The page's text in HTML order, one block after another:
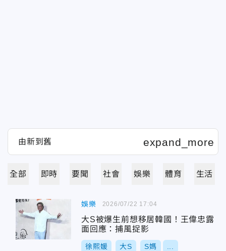
全部 即時 要聞 社會 娛樂 體育 生活
娛樂
大S被爆生前想移居韓國！王偉忠露
面回應：捕風捉影
徐熙媛 大S S媽
2026/07/22 17:04